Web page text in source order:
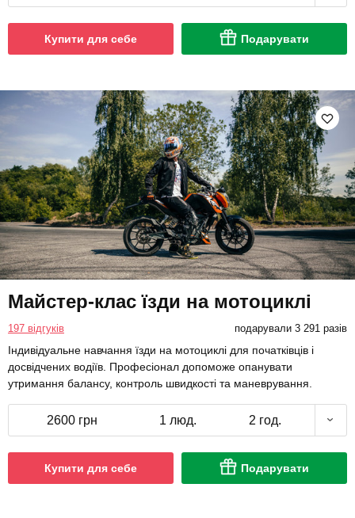
Купити для себе Подарувати
Майстер-клас їзди на мотоциклі
197 відгуків подарували 3 291 разів
Індивідуальне навчання їзди на мотоциклі для початківців і
досвідчених водіїв. Професіонал допоможе опанувати
утримання балансу, контроль швидкості та маневрування.
2600 грн 1 люд. 2 год.
Купити для себе Подарувати